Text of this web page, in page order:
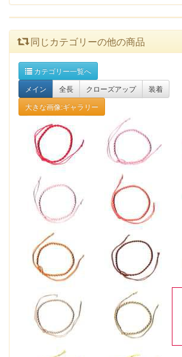
同じカテゴリーの他の商品
カテゴリー一覧へ
メイン
全長 クローズアップ
装着
大きな画像:ギャラリー